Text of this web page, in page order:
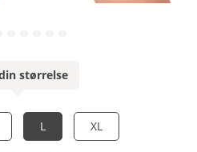
størrelse
L XL